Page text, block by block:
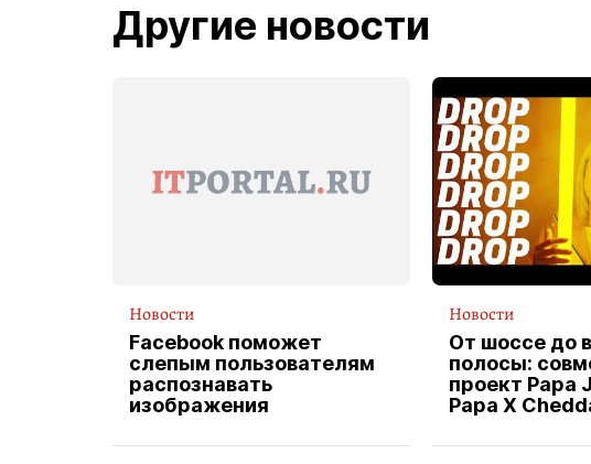
Другие новости
Новости
Facebook поможет
слепым пользователям
распознавать
изображения
Новости
От шоссе до
полосы:
проект Papa
Papa X
водителя